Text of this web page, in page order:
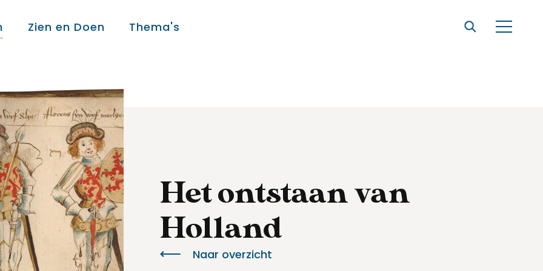
Zien en Doen Thema's
Over ons
Over ons
Colofon
Contact
Onderwijs
Het ontstaan van
Holland
Naar overzicht